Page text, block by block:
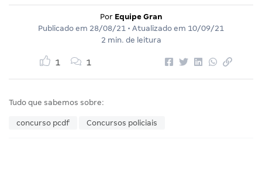
Por Equipe Gran
Publicado em 28/08/21 • Atualizado em 10/09/21
2 min. de leitura
1 1
Tudo que sabemos sobre:
concurso pcdf Concursos policiais